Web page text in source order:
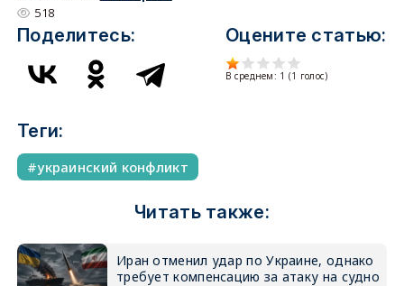
518
Поделитесь: Оцените статью:
В среднем: 1 (1 голос)
Теги:
украинский конфликт
Читать также:
Иран отменил удар по Украине, однако
требует компенсацию за атаку на судно